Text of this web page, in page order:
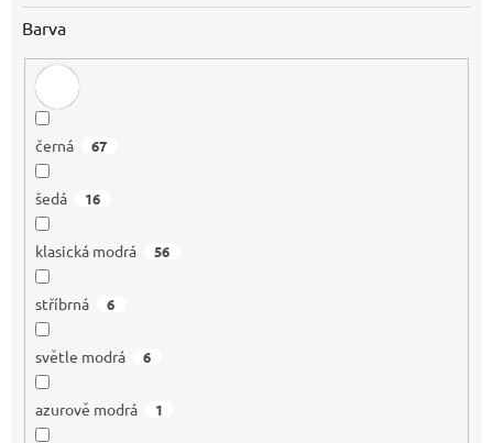
Barva
černá 67
šedá 16
klasická modrá 56
stříbrná 6
světle modrá 6
azurově modrá 1